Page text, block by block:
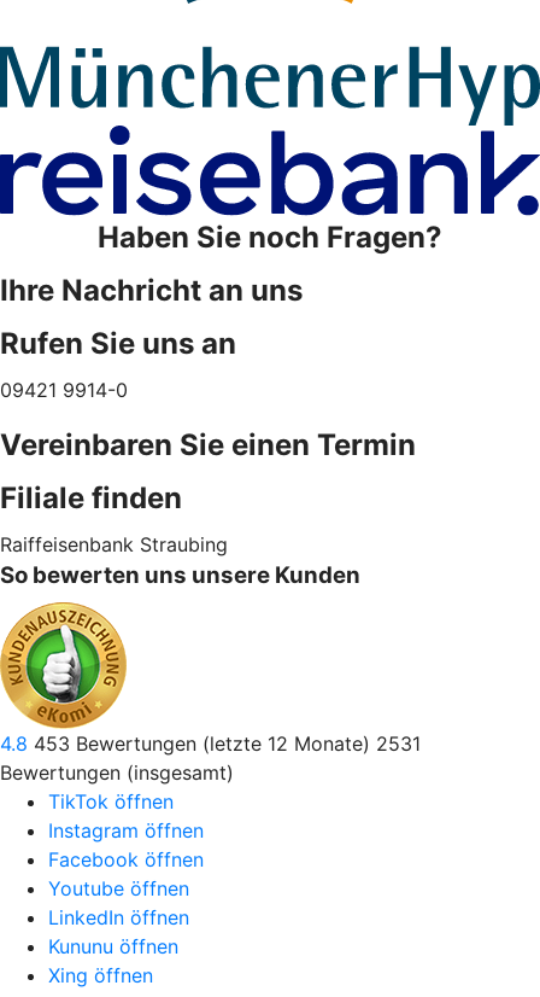
Haben Sie noch Fragen?
Ihre Nachricht an uns
Rufen Sie uns an
09421 9914-0
Vereinbaren Sie einen Termin
Filiale finden
Raiffeisenbank Straubing
So bewerten uns unsere Kunden
4.8 453 Bewertungen (letzte 12 Monate) 2531
Bewertungen (insgesamt)
TikTok öffnen
Instagram öffnen
Facebook öffnen
Youtube öffnen
LinkedIn öffnen
Kununu öffnen
Xing öffnen